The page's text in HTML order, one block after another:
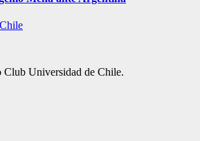
Universidad de Chile.